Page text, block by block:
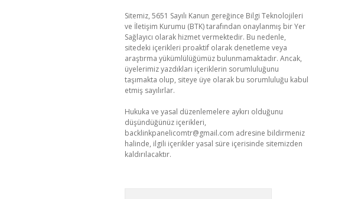
Sitemiz, 5651 Sayılı Kanun gereğince Bilgi Teknolojileri
ve İletişim Kurumu (BTK) tarafından onaylanmış bir Yer
Sağlayıcı olarak hizmet vermektedir. Bu nedenle,
sitedeki içerikleri proaktif olarak denetleme veya
araştırma yükümlülüğümüz bulunmamaktadır. Ancak,
üyelerimiz yazdıkları içeriklerin sorumluluğunu
taşımakta olup, siteye üye olarak bu sorumluluğu kabul
etmiş sayılırlar.
Hukuka ve yasal düzenlemelere aykırı olduğunu
düşündüğünüz içerikleri,
backlinkpanelicomtr@gmail.com adresine bildirmeniz
halinde, ilgili içerikler yasal süre içerisinde sitemizden
kaldırılacaktır.